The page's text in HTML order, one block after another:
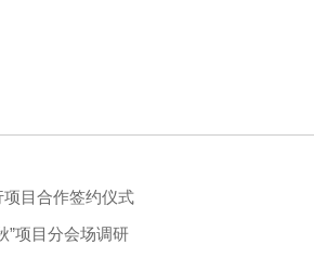
项目合作签约仪式
”项目分会场调研